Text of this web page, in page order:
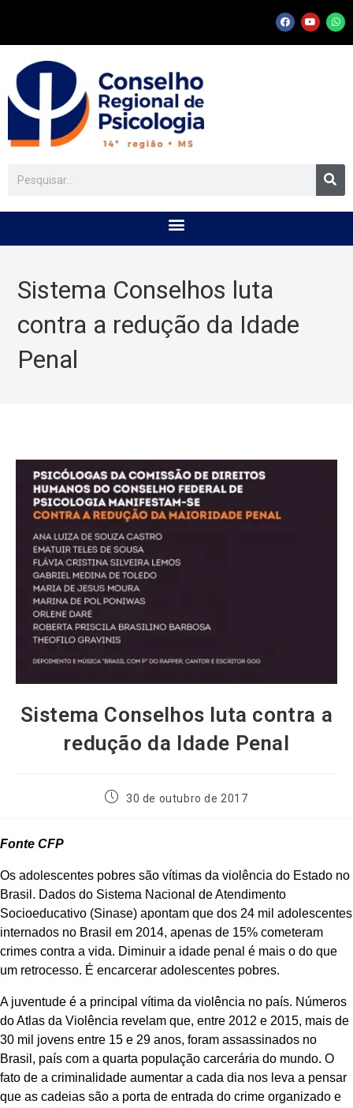
Sistema Conselhos luta
contra a redução da Idade
Penal
Sistema Conselhos luta contra a
redução da Idade Penal
30 de outubro de 2017
Fonte CFP
Os adolescentes pobres são vítimas da violência do Estado no
Brasil. Dados do Sistema Nacional de Atendimento
Socioeducativo (Sinase) apontam que dos 24 mil adolescentes
internados no Brasil em 2014, apenas de 15% cometeram
crimes contra a vida. Diminuir a idade penal é mais o do que
um retrocesso. É encarcerar adolescentes pobres.
A juventude é a principal vítima da violência no país. Números
do Atlas da Violência revelam que, entre 2012 e 2015, mais de
30 mil jovens entre 15 e 29 anos, foram assassinados no
Brasil, país com a quarta população carcerária do mundo. O
fato de a criminalidade aumentar a cada dia nos leva a pensar
que as cadeias são a porta de entrada do crime organizado e